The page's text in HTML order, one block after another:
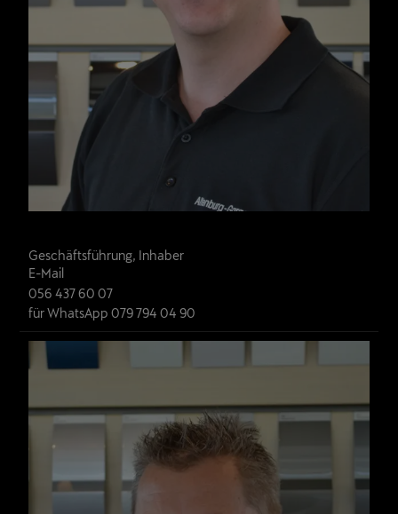
Geschäftsführung, Inhaber
E-Mail
056 437 60 07
für WhatsApp 079 794 04 90